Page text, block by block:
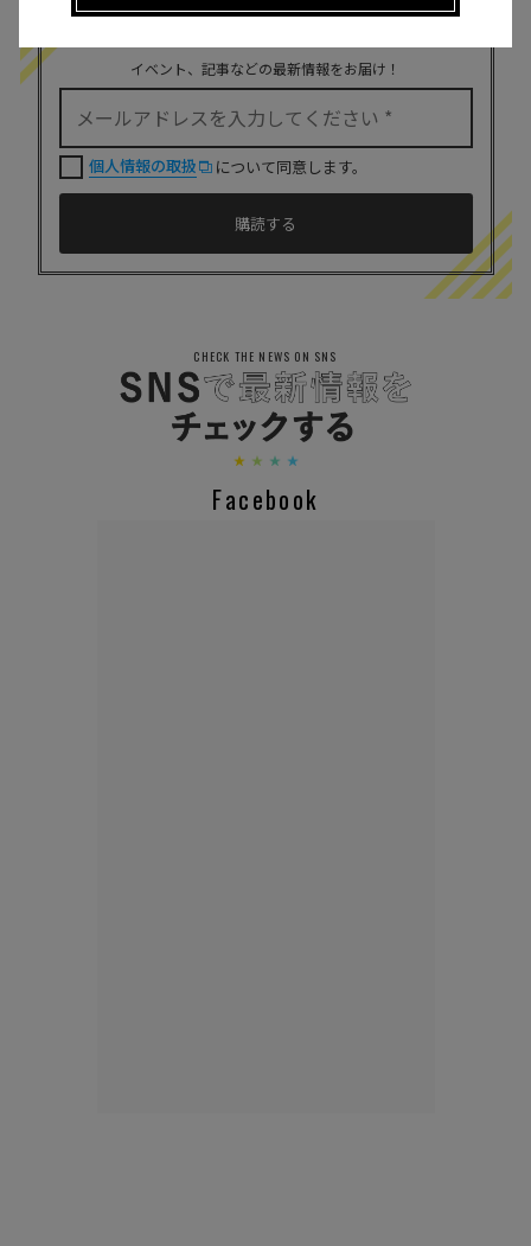
イベント、記事などの最新情報をお届け！
個人情報の取扱 について同意します。
CHECK THE NEWS ON SNS
Facebook